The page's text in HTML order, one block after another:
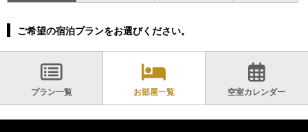
ご希望の宿泊プランをお選びください。
プラン一覧 お部屋一覧 空室カレンダー